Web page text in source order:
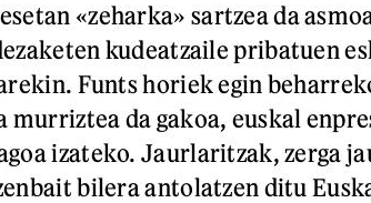
«zeharka» sartzea da
kudeatzaile pribatuen
Funts horiek egin
murriztea da gakoa, euskal
izateko. Jaurlaritzak, zerga
bilera antolatzen ditu